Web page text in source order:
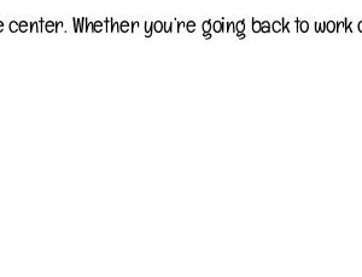
center. Whether you’re going back to